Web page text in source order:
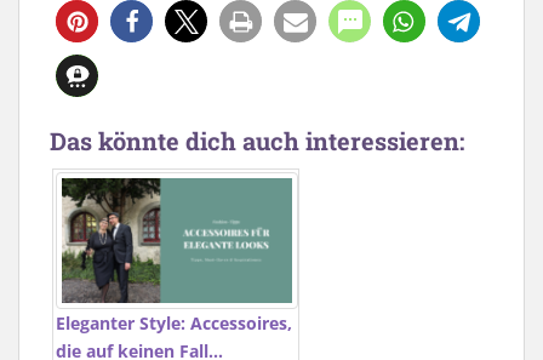
Das könnte dich auch interessieren:
Eleganter Style: Accessoires,
die auf keinen Fall…